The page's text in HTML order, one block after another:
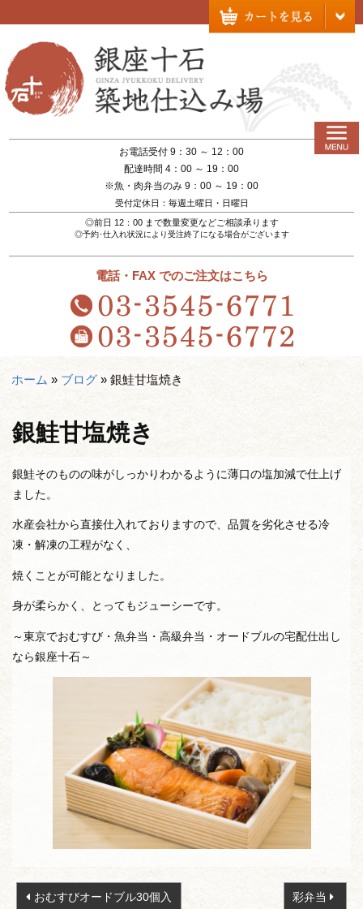
お電話受付 9：30 ～ 12：00
配達時間 4：00 ～ 19：00
※魚・肉弁当のみ 9：00 ～ 19：00
受付定休日：毎週土曜日・日曜日
◎前日 12：00 まで数量変更などご相談承ります
◎予約･仕入れ状況により受注終了になる場合がございます
電話・FAX でのご注文はこちら
ホーム » ブログ » 銀鮭甘塩焼き
銀鮭甘塩焼き
銀鮭そのものの味がしっかりわかるように薄口の塩加減で仕上げ
ました。
水産会社から直接仕入れておりますので、品質を劣化させる冷
凍・解凍の工程がなく、
焼くことが可能となりました。
身が柔らかく、とってもジューシーです。
～東京でおむすび・魚弁当・高級弁当・オードブルの宅配仕出し
なら銀座十石～
投 おむすびオードブル30個入
彩弁当